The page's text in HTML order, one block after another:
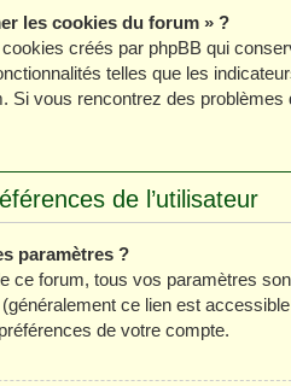
les cookies du forum » ?
créés par phpBB qui
telles que les
Si vous rencontrez des
de l’utilisateur
paramètres ?
ce forum, tous vos paramètres
ce lien est
de votre compte.